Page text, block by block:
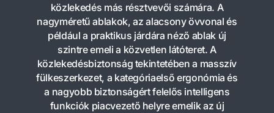
közlekedés más résztvevői számára. A
nagyméretű ablakok, az alacsony övvonal és
például a praktikus járdára néző ablak új
szintre emeli a közvetlen látóteret. A
közlekedésbiztonság tekintetében a masszív
fülkeszerkezet, a kategóriaelső ergonómia és
a nagyobb biztonságért felelős intelligens
funkciók piacvezető helyre emelik az új